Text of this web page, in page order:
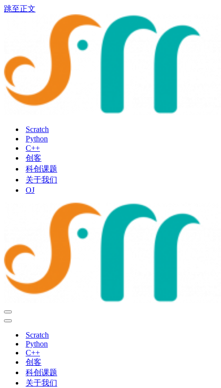
跳至正文
Scratch
Python
C++
创客
科创课题
关于我们
OJ
导
航
导
Scratch
Python
C++
创客
科创课题
关于我们